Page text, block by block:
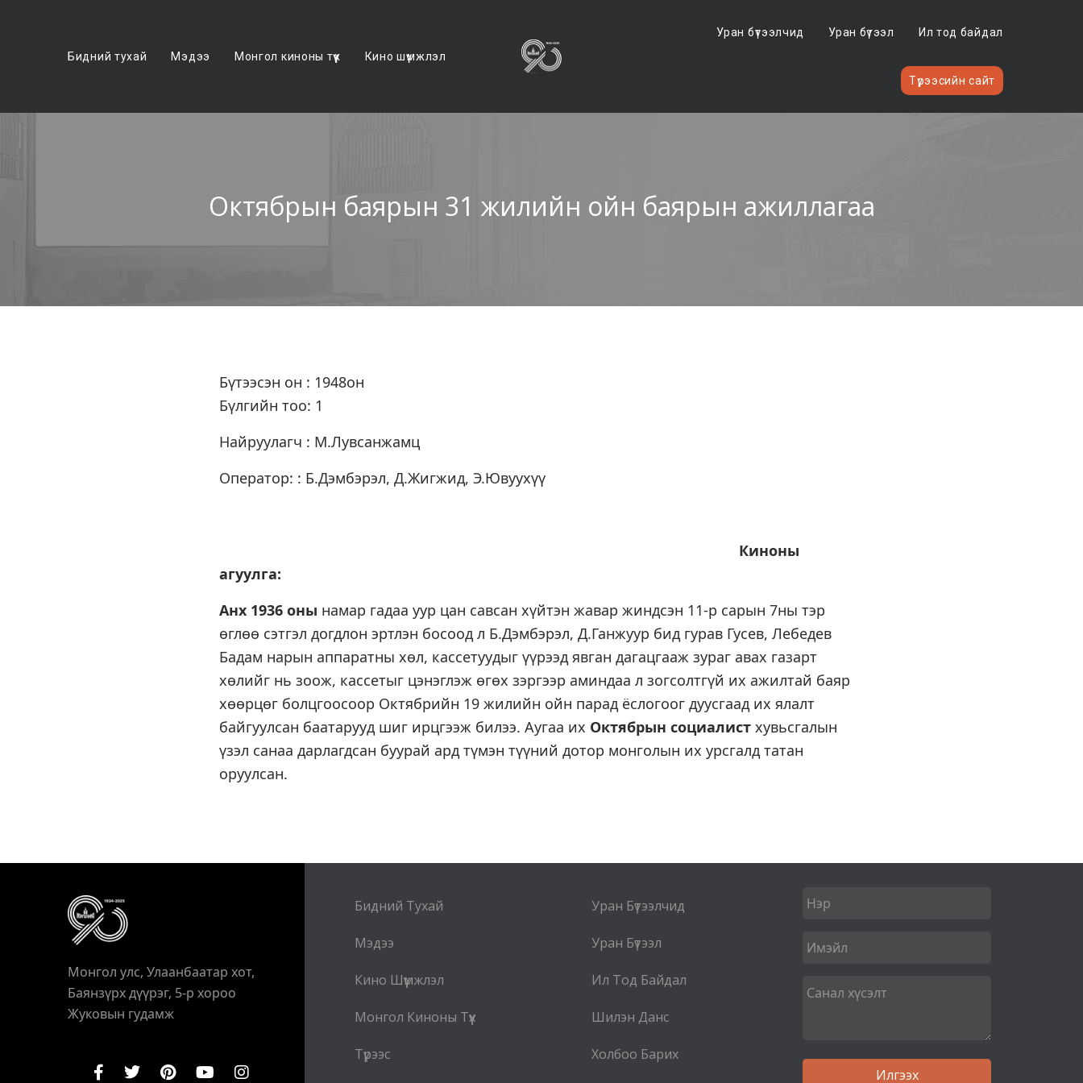
Бидний тухай Мэдээ Монгол киноны түүх Кино шүүмжлэл
Уран бүтээлчид Уран бүтээл Ил тод байдал
Түрээсийн сайт
Октябрын баярын 31 жилийн ойн баярын ажиллагаа
Бүтээсэн он : 1948он
Бүлгийн тоо: 1
Найруулагч : М.Лувсанжамц
Оператор: : Б.Дэмбэрэл, Д.Жигжид, Э.Ювуухүү
Киноны
агуулга:
Анх 1936 оны намар гадаа уур цан савсан хүйтэн жавар жиндсэн 11-р сарын 7ны тэр
өглөө сэтгэл догдлон эртлэн босоод л Б.Дэмбэрэл, Д.Ганжуур бид гурав Гусев, Лебедев
Бадам нарын аппаратны хөл, кассетуудыг үүрээд явган дагацгааж зураг авах газарт
хөлийг нь зоож, кассетыг цэнэглэж өгөх зэргээр аминдаа л зогсолтгүй их ажилтай баяр
хөөрцөг болцгоосоор Октябрийн 19 жилийн ойн парад ёслогоог дуусгаад их ялалт
байгуулсан баатарууд шиг ирцгээж билээ. Аугаа их Октябрын социалист хувьсгалын
үзэл санаа дарлагдсан буурай ард түмэн түүний дотор монголын их урсгалд татан
оруулсан.
Монгол улс, Улаанбаатар хот,
Баянзүрх дүүрэг, 5-р хороо
Жуковын гудамж
Бидний Тухай
Мэдээ
Кино Шүүмжлэл
Монгол Киноны Түүх
Түрээс
Уран Бүтээлчид
Уран Бүтээл
Ил Тод Байдал
Шилэн Данс
Холбоо Барих